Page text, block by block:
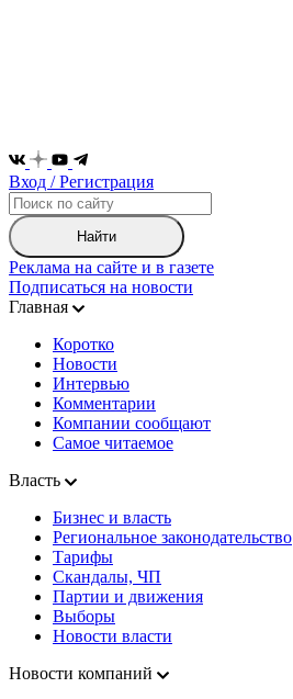
Вход / Регистрация
Найти
Реклама на сайте и в газете
Подписаться на новости
Главная
Коротко
Новости
Интервью
Комментарии
Компании сообщают
Самое читаемое
Власть
Бизнес и власть
Региональное законодательство
Тарифы
Скандалы, ЧП
Партии и движения
Выборы
Новости власти
Новости компаний